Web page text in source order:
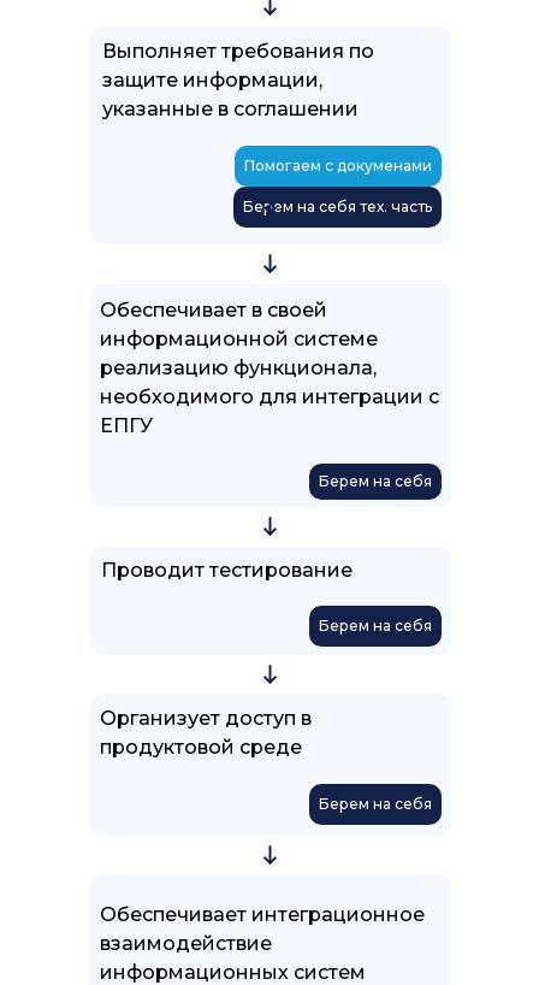
Обеспечивает интеграционное
взаимодействие
информационных систем
Берем на себя
Организует доступ в
продуктовой среде
Берем на себя
Проводит тестирование
Помогаем с докуменами
Направляет заявку на получение
тестового доступа
Берем на себя
Обеспечивает в своей
информационной системе
реализацию функционала,
необходимого для интеграции с
ЕПГУ
Помогаем с докуменами
Берем на себя тех. часть
Выполняет требования по
защите информации,
указанные в соглашении